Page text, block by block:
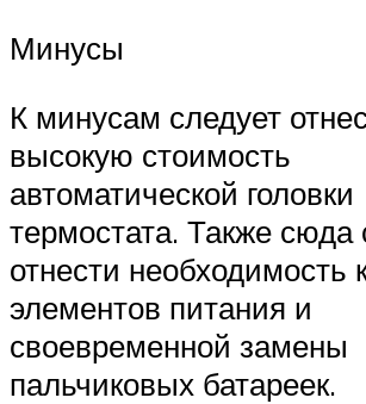
Минусы
К минусам следует
высокую стоимость
автоматической головки
термостата. Также сюда
отнести необходимость
элементов питания и
своевременной замены
пальчиковых батареек.